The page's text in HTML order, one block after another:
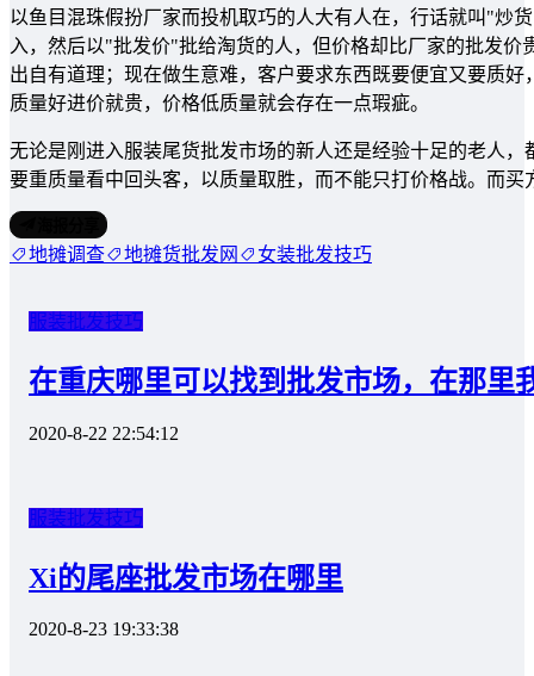
以鱼目混珠假扮厂家而投机取巧的人大有人在，行话就叫"炒
入，然后以"批发价"批给淘货的人，但价格却比厂家的批发
出自有道理；现在做生意难，客户要求东西既要便宜又要质
质量好进价就贵，价格低质量就会存在一点瑕疵。
无论是刚进入服装尾货批发市场的新人还是经验十足的老人
要重质量看中回头客，以质量取胜，而不能只打价格战。而
地摊调查 地摊货批发网 女装批发技巧
服装批发技巧
在重庆哪里可以找到批发市场，在那里
2020-8-22 22:54:12
服装批发技巧
Xi的尾座批发市场在哪里
2020-8-23 19:33:38